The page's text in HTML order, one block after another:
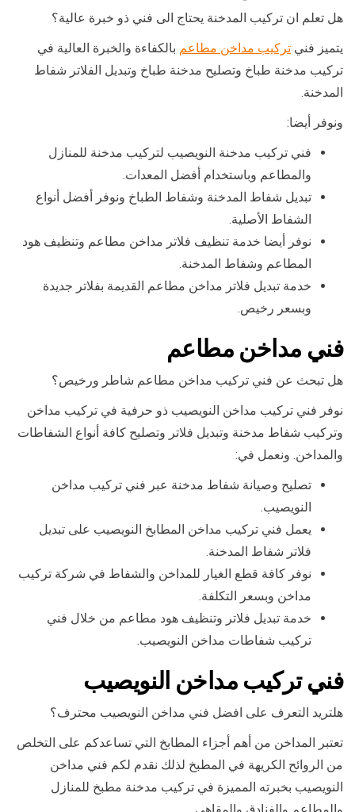
هل تعلم ان تركيب المدخنة يحتاج الى فني ذو خبرة عالية؟
يتميز فني تركيب مداخن مطاعم بالكفاءة والخبرة العالية في
تركيب مدخنة طباخ وتصليح مدخنة طباخ وتبديل الفلاتر شفاط
المدخنة.
ونوفر أيضا:
فني تركيب مدخنة النويصيب لتركيب مدخنة للمنازل
والمطاعم وباستخدام أفضل المعدات.
تبديل شفاط المدخنة وشفاط الطباخ ونوفر أفضل أنواع
الشفاط الأصلية.
نوفر أيضا خدمة تنظيف فلاتر مداخن مطاعم وتنظيف هود
المطاعم وشفاط المدخنة.
خدمة تبديل فلاتر مداخن مطاعم القديمة بفلاتر جديدة
وبسعر رخيص.
فني مداخن مطاعم
هل تبحث عن فني تركيب مداخن مطاعم شاطر ورخيص؟
نوفر فني تركيب مداخن النويصيب ذو حرفية في تركيب مداخن
وتركيب شفاط مدخنة وتبديل فلاتر وتصليح كافة أنواع الشفاطات
والمداخن. ونعمل في:
تصليح وصيانة شفاط مدخنة عبر فني تركيب مداخن
النويصيب.
يعمل فني تركيب مداخن المطابخ النويصيب على تبديل
فلاتر شفاط المدخنة.
نوفر كافة قطع الغيار للمداخن والشفاط في شركة تركيب
مداخن وبسعر التكلفة.
خدمة تبديل فلاتر وتنظيف هود مطاعم من خلال فني
تركيب شفاطات مداخن النويصيب.
فني تركيب مداخن النويصيب
هلتريد التعرف على افضل فني مداخن النويصيب محترف؟
تعتبر المداخن من أهم أجزاء المطابخ التي تساعدكم على التخلص
من الروائح الكريهة في المطبخ لذلك نقدم لكم فني مداخن
النويصيب بخبرته المميزة في تركيب مدخنة مطبخ للمنازل